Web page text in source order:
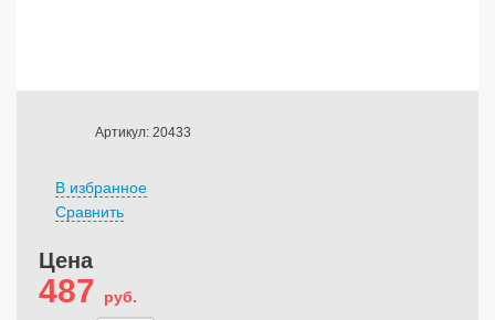
Артикул: 20433
В избранное
Сравнить
Цена
487
руб.